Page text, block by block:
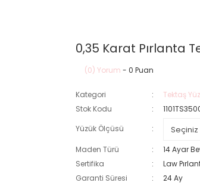
0,35 Karat Pırlanta
(0) Yorum - 0 Puan
Kategori Tektaş
Stok Kodu
Yüzük Ölçüsü
Maden Türü
14 Ayar
Sertifika
Law
Garanti Süresi
24 Ay